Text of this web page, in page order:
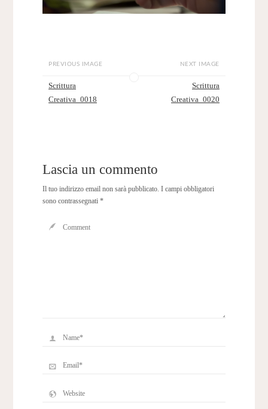
PREVIOUS IMAGE
Scrittura
Creativa_0018
NEXT IMAGE
Scrittura
Creativa_0020
Lascia un commento
Il tuo indirizzo email non sarà pubblicato. I campi obbligatori
sono contrassegnati *